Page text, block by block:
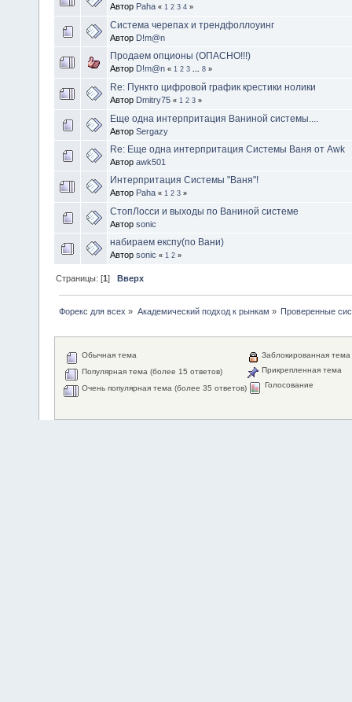
Автор Paha « 1 2 3 4 »
Система черепах и трендфоллоуинг
Автор D!m@n
Продаем опционы (ОПАСНО!!!)
Автор D!m@n « 1 2 3 8 »
Re: Пункто цифровой график крестики нолики
Автор Dmitry75 « 1 2 3 »
Еще одна интерпритация Ваниной системы....
Автор Sergazy
Re: Еще одна интерпритация Системы Ваня от Awk
Автор awk501
Интерпритация Системы "Ваня"!
Автор Paha « 1 2 3 »
СтопЛосси и выходы по Ваниной системе
Автор sonic
набираем експу(по Вани)
Автор sonic « 1 2 »
Страницы: [1]Вверх
Форекс для всех » Академический подход к рынкам » Проверенные
Обычная тема
Популярная тема (более 15 ответов)
Очень популярная тема (более 35 ответов)
Заблокированная тема
Прикрепленная тема
Голосование